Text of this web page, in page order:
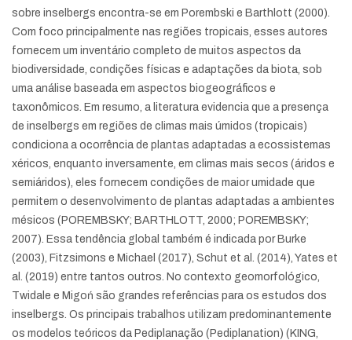
sobre inselbergs encontra-se em Porembski e Barthlott (2000).
Com foco principalmente nas regiões tropicais, esses autores
fornecem um inventário completo de muitos aspectos da
biodiversidade, condições físicas e adaptações da biota, sob
uma análise baseada em aspectos biogeográficos e
taxonômicos. Em resumo, a literatura evidencia que a presença
de inselbergs em regiões de climas mais úmidos (tropicais)
condiciona a ocorrência de plantas adaptadas a ecossistemas
xéricos, enquanto inversamente, em climas mais secos (áridos e
semiáridos), eles fornecem condições de maior umidade que
permitem o desenvolvimento de plantas adaptadas a ambientes
mésicos (POREMBSKY; BARTHLOTT, 2000; POREMBSKY;
2007). Essa tendência global também é indicada por Burke
(2003), Fitzsimons e Michael (2017), Schut et al. (2014), Yates et
al. (2019) entre tantos outros. No contexto geomorfológico,
Twidale e Migoń são grandes referências para os estudos dos
inselbergs. Os principais trabalhos utilizam predominantemente
os modelos teóricos da Pediplanação (Pediplanation) (KING,